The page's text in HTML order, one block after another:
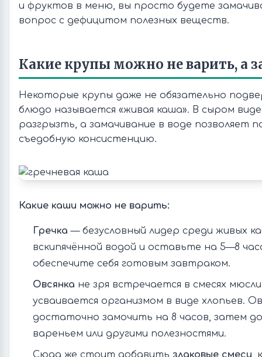
и фруктов в меню, вы просто будете
вопрос с дефицитом полезных веществ.
Какие крупы можно не варить, а
Некоторые крупы даже не обязательно
блюдо называется «живая каша». В сыром
разгрызть, а замачивание в воде позволяет
съедобную консистенцию.
Какие каши можно не варить:
Гречка — безусловный лидер среди живых
вскипячённой водой и оставьте на 5—8
обеспечите себя готовым завтраком.
Овсянка не зря встречается в смесях
усваивается организмом в виде хлопьев.
достаточно замочить на 8 часов, затем
вареньем или другими полезностями.
Сюда же стоит добавить злаковые смеси